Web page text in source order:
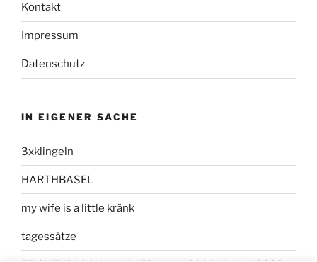
Kontakt
Impressum
Datenschutz
IN EIGENER SACHE
3xklingeln
HARTHBASEL
my wife is a little kränk
tagessätze